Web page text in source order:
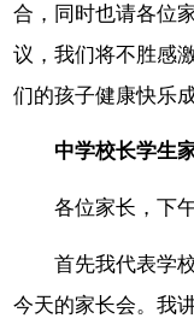
合，同时也请各位
议，我们将不胜感
们的孩子健康快乐成
中学校长学生
各位家长，下
首先我代表学
今天的家长会。我